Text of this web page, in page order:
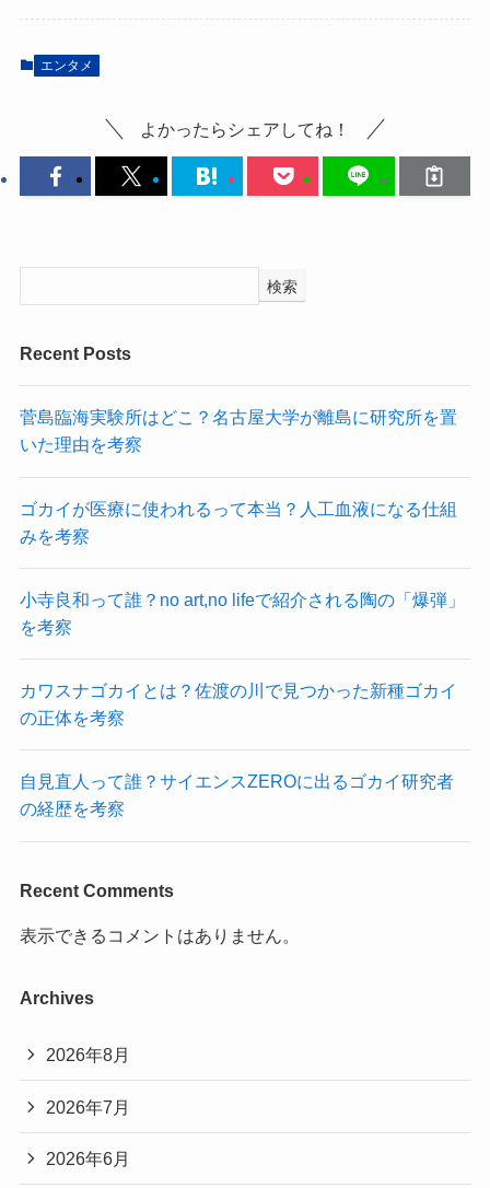
エンタメ
よかったらシェアしてね！
検索
Recent Posts
菅島臨海実験所はどこ？名古屋大学が離島に研究所を置
いた理由を考察
ゴカイが医療に使われるって本当？人工血液になる仕組
みを考察
小寺良和って誰？no art,no lifeで紹介される陶の「爆弾」
を考察
カワスナゴカイとは？佐渡の川で見つかった新種ゴカイ
の正体を考察
自見直人って誰？サイエンスZEROに出るゴカイ研究者
の経歴を考察
Recent Comments
表示できるコメントはありません。
Archives
2026年8月
2026年7月
2026年6月